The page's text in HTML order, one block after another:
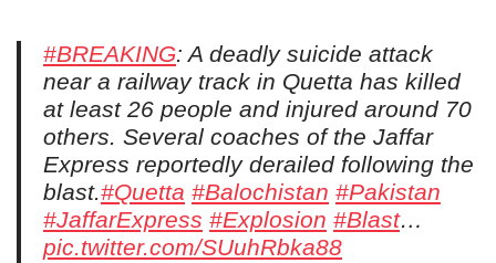
#BREAKING: A deadly suicide attack
near a railway track in Quetta has killed
at least 26 people and injured around 70
others. Several coaches of the Jaffar
Express reportedly derailed following the
blast.#Quetta #Balochistan #Pakistan
#JaffarExpress #Explosion #Blast…
pic.twitter.com/SUuhRbka88